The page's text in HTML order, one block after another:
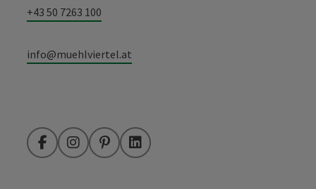
+43 50 7263 100
info@muehlviertel.at
FacebookInstagramPinterestLinkedIn